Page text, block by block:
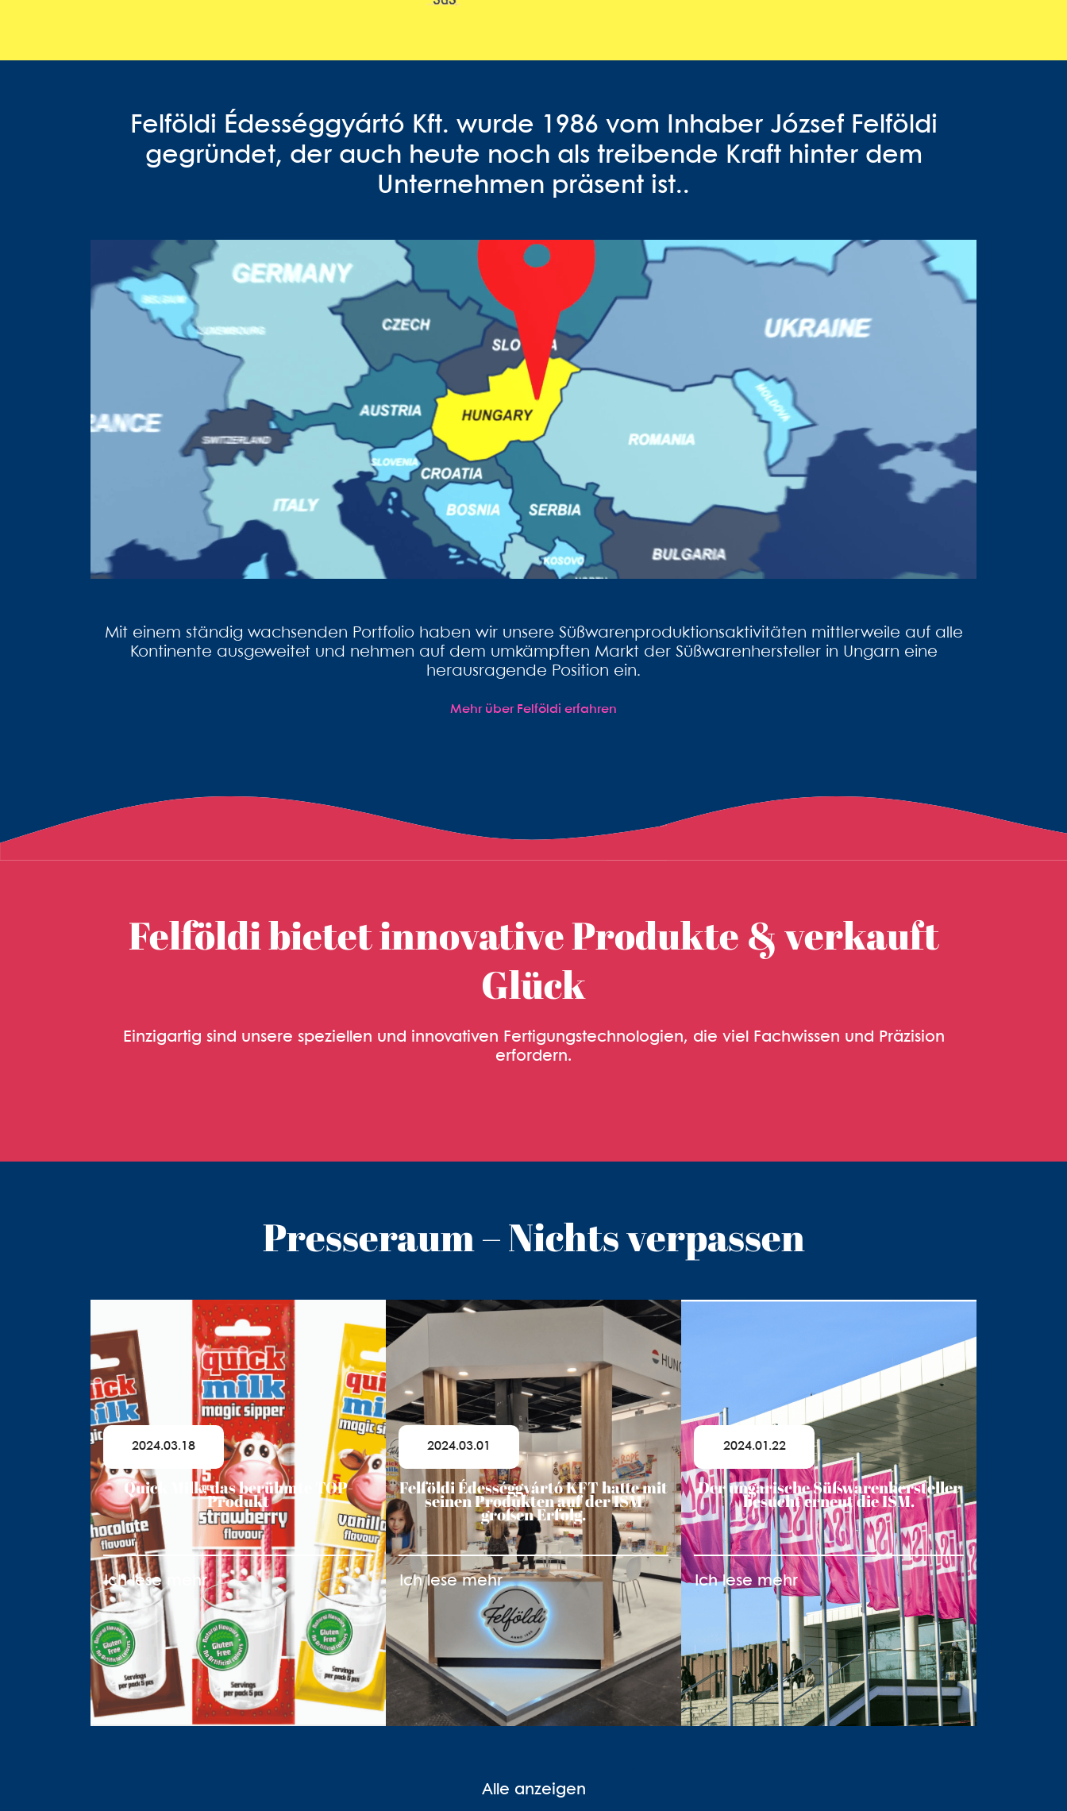
Felföldi Édességgyártó Kft. wurde 1986 vom Inhaber József Felföldi
gegründet, der auch heute noch als treibende Kraft hinter dem
Unternehmen präsent ist..
Mit einem ständig wachsenden Portfolio haben wir unsere Süßwarenproduktionsaktivitäten mittlerweile auf alle
Kontinente ausgeweitet und nehmen auf dem umkämpften Markt der Süßwarenhersteller in Ungarn eine
herausragende Position ein.
Mehr über Felföldi erfahren
Felföldi bietet innovative Produkte & verkauft
Glück
Einzigartig sind unsere speziellen und innovativen Fertigungstechnologien, die viel Fachwissen und Präzision
erfordern.
Presseraum – Nichts verpassen
2024.03.18
Quick Milk, das berühmte TOP-
Produkt
Ich lese mehr
2024.03.01
Felföldi Édességgyártó KFT hatte mit
seinen Produkten auf der ISM
großen Erfolg.
Ich lese mehr
2024.01.22
Der ungarische Süßwarenhersteller
besucht erneut die ISM.
Ich lese mehr
Alle anzeigen